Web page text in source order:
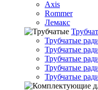
Axis
Rommer
Лемакс
Трубчатые
Трубчатые
Трубчатые
Трубчатые
Трубчатые